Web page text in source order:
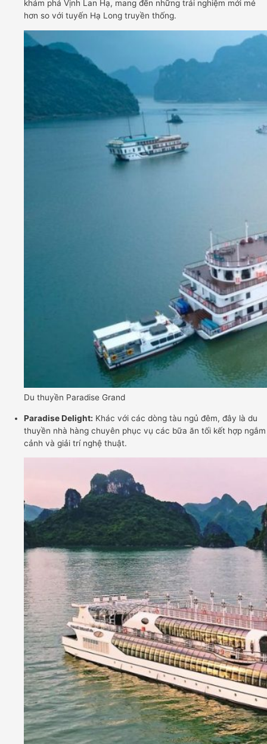
khám phá Vịnh Lan Hạ, mang đến những trải nghiệm mới mẻ
hơn so với tuyến Hạ Long truyền thống.
Du thuyền Paradise Grand
Paradise Delight: Khác với các dòng tàu ngủ đêm, đây là du
thuyền nhà hàng chuyên phục vụ các bữa ăn tối kết hợp ngắm
cảnh và giải trí nghệ thuật.